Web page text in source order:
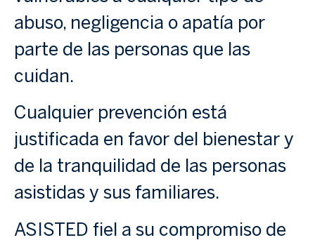
abuso, negligencia o apatía por
parte de las personas que las
cuidan.
Cualquier prevención está
justificada en favor del bienestar y
de la tranquilidad de las personas
asistidas y sus familiares.
ASISTED fiel a su compromiso de